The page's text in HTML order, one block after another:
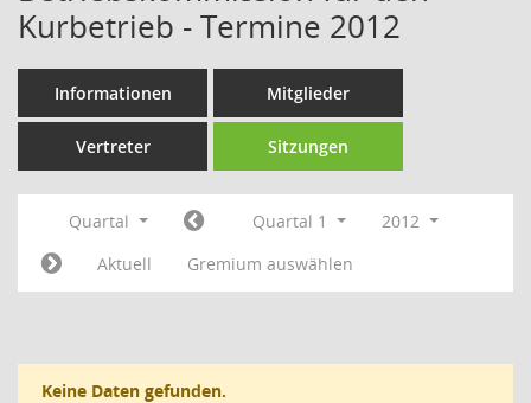
Kurbetrieb - Termine 2012
Informationen Mitglieder
Vertreter Sitzungen
Quartal Quartal 1
2012
Aktuell
Gremium auswählen
Keine Daten gefunden.